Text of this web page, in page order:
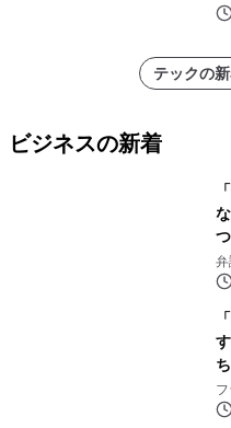
テックの
ビジネスの新着